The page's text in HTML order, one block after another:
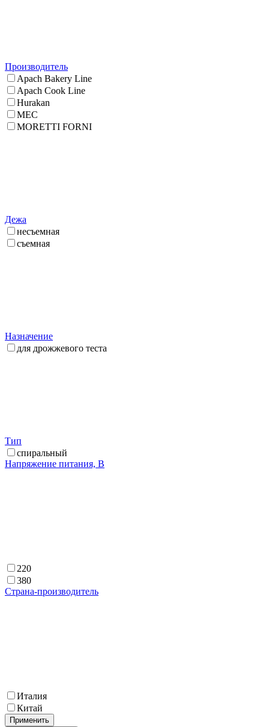
Производитель
Apach Bakery Line
Apach Cook Line
Hurakan
MEC
MORETTI FORNI
Дежа
несъемная
съемная
Назначение
для дрожжевого теста
Тип
спиральный
Напряжение питания, В
220
380
Страна-производитель
Италия
Китай
Применить